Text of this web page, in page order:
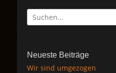
Suche
nach:
Neueste Beiträge
Wir sind umgezogen